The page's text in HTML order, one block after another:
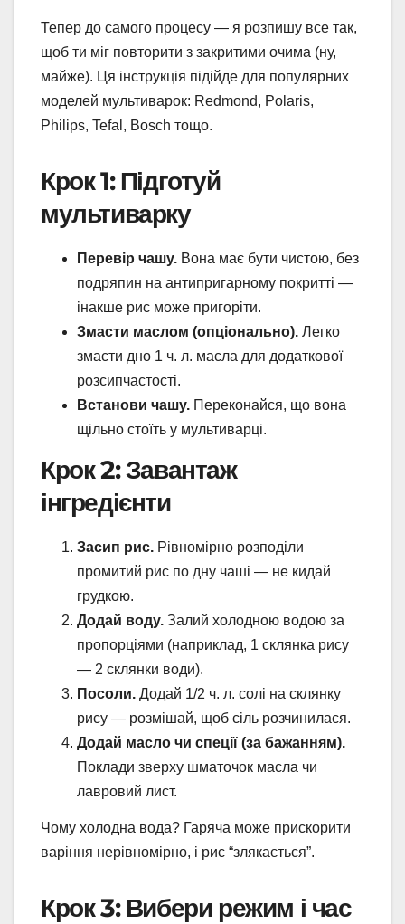
Тепер до самого процесу — я розпишу все так,
щоб ти міг повторити з закритими очима (ну,
майже). Ця інструкція підійде для популярних
моделей мультиварок: Redmond, Polaris,
Philips, Tefal, Bosch тощо.
Крок 1: Підготуй
мультиварку
Перевір чашу. Вона має бути чистою, без
подряпин на антипригарному покритті —
інакше рис може пригоріти.
Змасти маслом (опціонально). Легко
змасти дно 1 ч. л. масла для додаткової
розсипчастості.
Встанови чашу. Переконайся, що вона
щільно стоїть у мультиварці.
Крок 2: Завантаж
інгредієнти
Засип рис. Рівномірно розподіли
промитий рис по дну чаші — не кидай
грудкою.
Додай воду. Залий холодною водою за
пропорціями (наприклад, 1 склянка рису
— 2 склянки води).
Посоли. Додай 1/2 ч. л. солі на склянку
рису — розмішай, щоб сіль розчинилася.
Додай масло чи спеції (за бажанням).
Поклади зверху шматочок масла чи
лавровий лист.
Чому холодна вода? Гаряча може прискорити
варіння нерівномірно, і рис “злякається”.
Крок 3: Вибери режим і час